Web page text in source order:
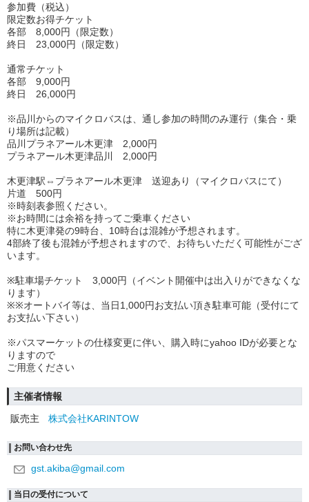
参加費（税込）
限定数お得チケット
各部 8,000円（限定数）
終日 23,000円（限定数）
通常チケット
各部 9,000円
終日 26,000円
※品川からのマイクロバスは、通し参加の時間のみ運行（集合・乗
り場所は記載）
品川 プラネアール木更津 2,000円
プラネアール木更津品川 2,000円
木更津駅⇔プラネアール木更津 送迎あり（マイクロバスにて）
片道 500円
※時刻表参照ください。
※お時間には余裕を持ってご乗車ください
特に木更津発の9時台、10時台は混雑が予想されます。
4部終了後も混雑が予想されますので、お待ちいただく可能性がござ
います。
※駐車場チケット 3,000円（イベント開催中は出入りができなくな
ります）
※※オートバイ等は、当日1,000円お支払い頂き駐車可能（受付にて
お支払い下さい）
※パスマーケットの仕様変更に伴い、購入時にyahoo IDが必要とな
りますので
ご用意ください
主催者情報
販売主
株式会社KARINTOW
お問い合わせ先
gst.akiba@gmail.com
当日の受付について